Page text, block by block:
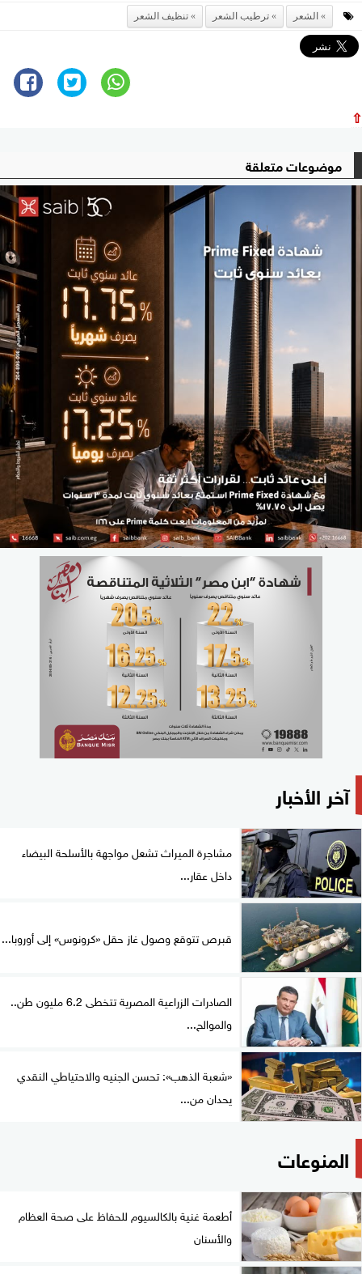
الشعر ترطيب الشعر تنظيف الشعر
⇧
موضوعات متعلقة
آخر الأخبار
مشاجرة الميراث تشعل مواجهة بالأسلحة البيضاء
داخل عقار...
قبرص تتوقع وصول غاز حقل «كرونوس» إلى أوروبا...
الصادرات الزراعية المصرية تتخطى 6.2 مليون طن..
والموالح...
«شعبة الذهب»: تحسن الجنيه والاحتياطي النقدي
يحدان من...
المنوعات
أطعمة غنية بالكالسيوم للحفاظ على صحة العظام
والأسنان